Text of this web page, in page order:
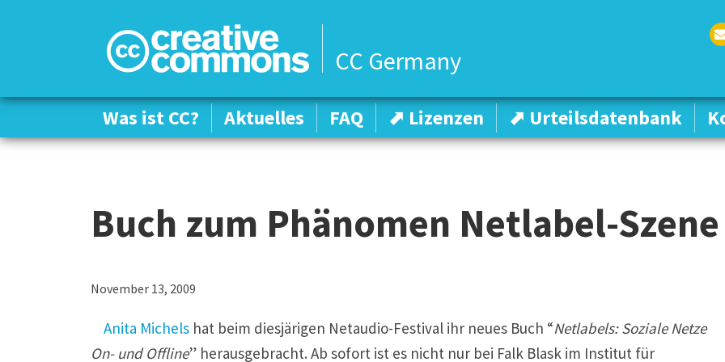
CC Germany
Was ist CC? Aktuelles FAQ ⬈ Lizenzen ⬈ Urteilsdatenbank
Was ist CC? Aktuelles FAQ ⬈ Lizenzen ⬈ Urteilsdatenbank
Buch zum Phänomen Netlabel-Szene
November 13, 2009
Anita Michels hat beim diesjärigen Netaudio-Festival ihr neues Buch “Netlabels: Soziale Netze
On- und Offline” herausgebracht. Ab sofort ist es nicht nur bei Falk Blask im Institut für